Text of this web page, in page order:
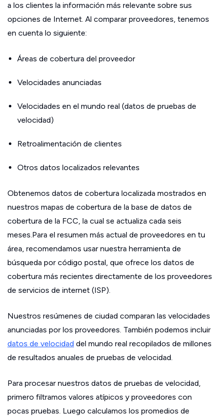
a los clientes la información más relevante sobre sus
opciones de Internet. Al comparar proveedores, tenemos
en cuenta lo siguiente:
Áreas de cobertura del proveedor
Velocidades anunciadas
Velocidades en el mundo real (datos de pruebas de
velocidad)
Retroalimentación de clientes
Otros datos localizados relevantes
Obtenemos datos de cobertura localizada mostrados en
nuestros mapas de cobertura de la base de datos de
cobertura de la FCC, la cual se actualiza cada seis
meses.Para el resumen más actual de proveedores en tu
área, recomendamos usar nuestra herramienta de
búsqueda por código postal, que ofrece los datos de
cobertura más recientes directamente de los proveedores
de servicios de internet (ISP).
Nuestros resúmenes de ciudad comparan las velocidades
anunciadas por los proveedores. También podemos incluir
datos de velocidad del mundo real recopilados de millones
de resultados anuales de pruebas de velocidad.
Para procesar nuestros datos de pruebas de velocidad,
primero filtramos valores atípicos y proveedores con
pocas pruebas. Luego calculamos los promedios de